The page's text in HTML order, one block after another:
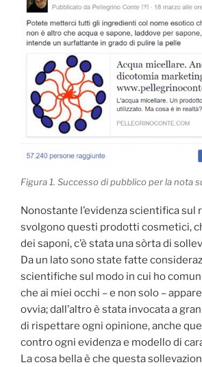
Figura 1. Successo di pubblico per la nota
Nonostante l’evidenza scientifica sul
svolgono questi prodotti cosmetici,
dei saponi, c’è stata una sòrta di
Da un lato sono state fatte
scientifiche sul modo in cui ho
che ai miei occhi – e non solo –
ovvia; dall’altro è stata invocata a
di rispettare ogni opinione, anche
contro ogni evidenza e modello di
La cosa bella è che questa